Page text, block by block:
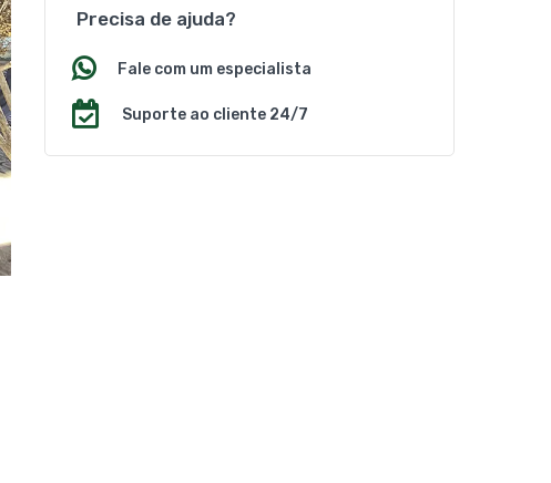
Precisa de ajuda?
Fale com um especialista
Suporte ao cliente 24/7